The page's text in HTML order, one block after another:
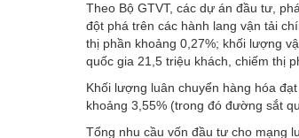
Theo Bộ GTVT, các dự án đầu tư,
đột phá trên các hành lang vận tải
thị phần khoảng 0,27%; khối lượng
quốc gia 21,5 triệu khách, chiếm thị
Khối lượng luân chuyển hàng hóa
khoảng 3,55% (trong đó đường sắt
Tổng nhu cầu vốn đầu tư cho mạng